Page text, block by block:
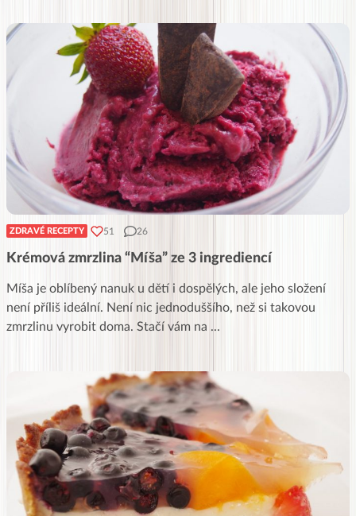
ZDRAVÉ RECEPTY 51 26
Krémová zmrzlina “Míša” ze 3 ingrediencí
Míša je oblíbený nanuk u dětí i dospělých, ale jeho složení
není příliš ideální. Není nic jednoduššího, než si takovou
zmrzlinu vyrobit doma. Stačí vám na ...